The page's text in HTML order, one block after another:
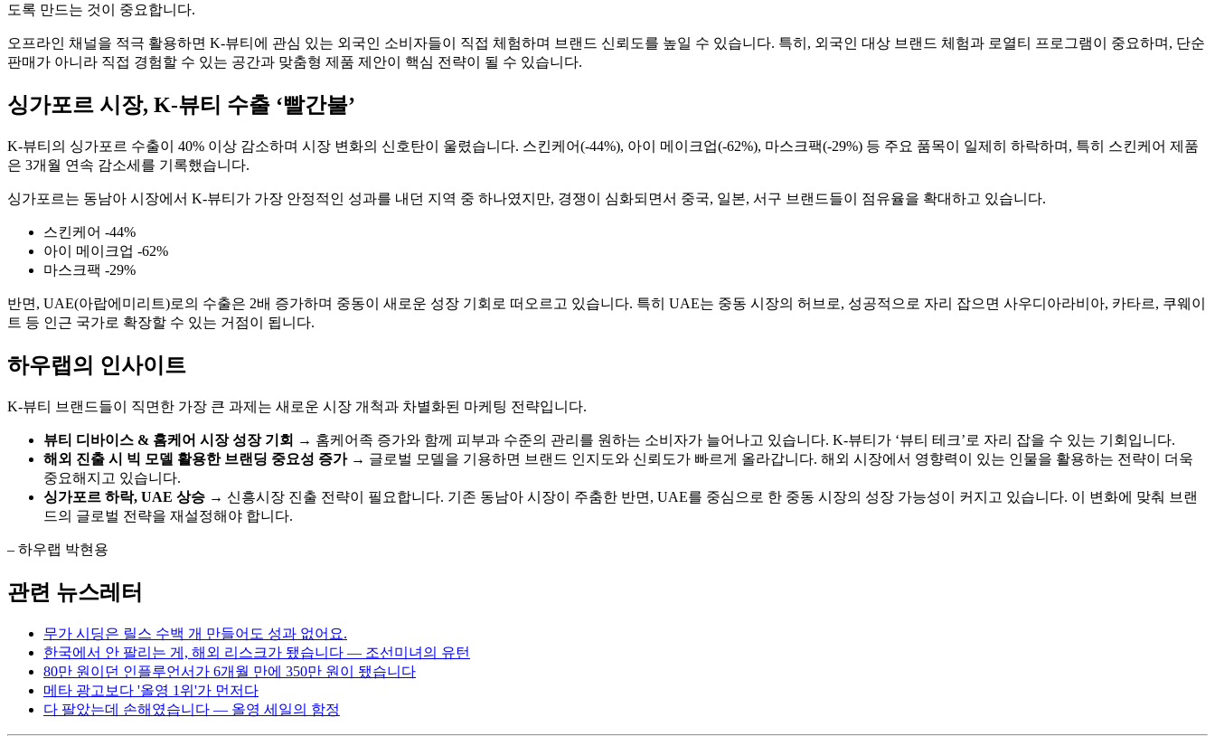
도록 만드는 것이 중요합니다.
오프라인 채널을 적극 활용하면 K-뷰티에 관심 있는 외국인 소비자들이 직접 체험하며 브랜드 신뢰도를 높일 수 있습니다. 특히, 외국인 대상 브랜드 체험과 로열티 프로그램이 중요하며, 단순
판매가 아니라 직접 경험할 수 있는 공간과 맞춤형 제품 제안이 핵심 전략이 될 수 있습니다.
싱가포르 시장, K-뷰티 수출 ‘빨간불’
K-뷰티의 싱가포르 수출이 40% 이상 감소하며 시장 변화의 신호탄이 울렸습니다. 스킨케어(-44%), 아이 메이크업(-62%), 마스크팩(-29%) 등 주요 품목이 일제히 하락하며, 특히 스킨케어 제품
은 3개월 연속 감소세를 기록했습니다.
싱가포르는 동남아 시장에서 K-뷰티가 가장 안정적인 성과를 내던 지역 중 하나였지만, 경쟁이 심화되면서 중국, 일본, 서구 브랜드들이 점유율을 확대하고 있습니다.
스킨케어 -44%
아이 메이크업 -62%
마스크팩 -29%
반면, UAE(아랍에미리트)로의 수출은 2배 증가하며 중동이 새로운 성장 기회로 떠오르고 있습니다. 특히 UAE는 중동 시장의 허브로, 성공적으로 자리 잡으면 사우디아라비아, 카타르, 쿠웨이
트 등 인근 국가로 확장할 수 있는 거점이 됩니다.
하우랩의 인사이트
K-뷰티 브랜드들이 직면한 가장 큰 과제는 새로운 시장 개척과 차별화된 마케팅 전략입니다.
뷰티 디바이스 & 홈케어 시장 성장 기회 → 홈케어족 증가와 함께 피부과 수준의 관리를 원하는 소비자가 늘어나고 있습니다. K-뷰티가 ‘뷰티 테크’로 자리 잡을 수 있는 기회입니다.
해외 진출 시 빅 모델 활용한 브랜딩 중요성 증가→ 글로벌 모델을 기용하면 브랜드 인지도와 신뢰도가 빠르게 올라갑니다. 해외 시장에서 영향력이 있는 인물을 활용하는 전략이 더욱
중요해지고 있습니다.
싱가포르 하락, UAE 상승 → 신흥시장 진출 전략이 필요합니다. 기존 동남아 시장이 주춤한 반면, UAE를 중심으로 한 중동 시장의 성장 가능성이 커지고 있습니다. 이 변화에 맞춰 브랜
드의 글로벌 전략을 재설정해야 합니다.
– 하우랩 박현용
관련 뉴스레터
무가 시딩은 릴스 수백 개 만들어도 성과 없어요.
한국에서 안 팔리는 게, 해외 리스크가 됐습니다 — 조선미녀의 유턴
80만 원이던 인플루언서가 6개월 만에 350만 원이 됐습니다
메타 광고보다 '올영 1위'가 먼저다
다 팔았는데 손해였습니다 — 올영 세일의 함정